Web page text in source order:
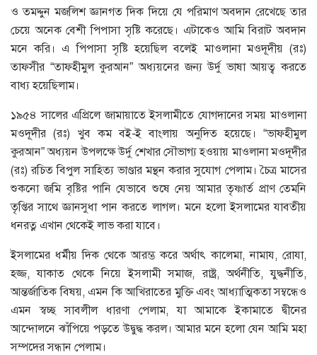
ও তমদ্দুন মজলিশ জ্ঞানগত দিক দিয়ে যে পরিমাণ অবদান রেখেছে তার
চেয়ে অনেক বেশী পিপাসা সৃষ্টি করেছে। এটাকেও আমি বিরাট অবদান
মনে করি। এ পিপাসা সৃষ্টি হয়েছিল বলেই মাওলানা মওদূদীয় (রঃ)
তাফসীর “তাফহীমুল কুরআন” অধ্যয়নের জন্য উর্দু ভাষা আয়ত্ব করতে
বাধ্য হয়েছিলাম।
১৯৫৪ সালের এপ্রিলে জামায়াতে ইসলামীতে যোগদানের সময় মাওলানা
মওদূদীর (রঃ) খুব কম বই-ই বাংলায় অনুদিত হয়েছে। “ভাফহীমুল
কুরআন” অধ্যয়ন উপলক্ষে উর্দু শেখার সৌভাগ্য হওয়ায় মাওলানা মওদূদীর
(রঃ) রচিত বিপুল সাহিত্য ভাণ্ডার মন্থন করার সুযোগ পেলাম। চৈত্র মাসের
শুকনো জমি বৃষ্টির পানি যেভাবে শুষে নেয় আমার তৃষ্ণার্ত প্রাণ তেমনি
তৃপ্তির সাথে জ্ঞানসুধা পান করতে লাগল। মনে হলো ইসলামের যাবতীয়
ধনরত্ন এখান থেকেই লাভ করা যাবে।
ইসলামের ধর্মীয় দিক থেকে আরম্ভ করে অর্থাৎ কালেমা, নামায, রোযা,
হজ্জ, যাকাত থেকে নিয়ে ইসলামী সমাজ, রাষ্ট্র, অর্থনীতি, যুদ্ধনীতি,
আন্তর্জাতিক বিষয়, এমন কি আখিরাতের মুক্তি এবং আধ্যাত্মিকতা সম্বন্ধেও
এমন স্বচ্ছ সাবলীল ধারণা পেলাম, যা আমাকে ইকামাতে দ্বীনের
আন্দোলনে ঝাঁপিয়ে পড়তে উদ্বুদ্ধ করল। আমার মনে হলো যেন আমি মহা
সম্পদের সন্ধান পেলাম।